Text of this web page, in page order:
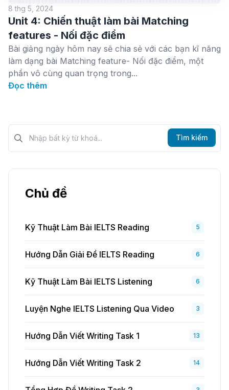
8 thg 5, 2024
Unit 4: Chiến thuật làm bài Matching
features - Nối đặc điểm
Bài giảng ngày hôm nay sẽ chia sẻ với các bạn kĩ năng
làm dạng bài Matching feature- Nối đặc điểm, một
phần vô cùng quan trọng trong...
Đọc thêm
Tìm kiếm?>
Tìm kiếm
Chủ đề
Kỹ Thuật Làm Bài IELTS Reading 5
Hướng Dẫn Giải Đề IELTS Reading 6
Kỹ Thuật Làm Bài IELTS Listening 6
Luyện Nghe IELTS Listening Qua Video 3
Hướng Dẫn Viết Writing Task 1 13
Hướng Dẫn Viết Writing Task 2 14